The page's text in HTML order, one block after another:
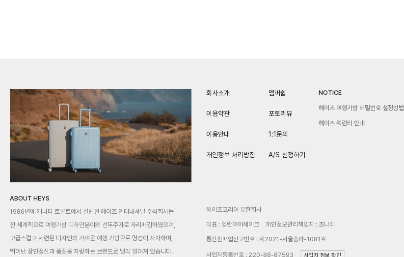
ABOUT HEYS
1986년에 캐나다 토론토에서 설립된 헤이즈 인터내셔널 주식회사는
전 세계적으로 여행가방 디자인분야의 선두주자로 자리매김하였으며,
고급스럽고 세련된 디자인의 가벼운 여행 가방으로 명성이 자자하며,
뛰어난 장인정신과 품질을 자랑하는 브랜드로 널리 알려져 있습니다.
회사소개
이용약관
이용안내
개인정보 처리방침
멤버쉽
포토리뷰
1:1문의
A/S 신청하기
NOTICE
헤이즈 여행가방 비밀번호 설정방법
헤이즈 워런티 안내
헤이즈코리아 유한회사
대표 : 엠란야야세이크
개인정보관리책임자 : 조나리
통신판매업신고번호 : 제2021-서울송파-1081호
사업자등록번호 : 220-88-87593 사업자 정보 확인